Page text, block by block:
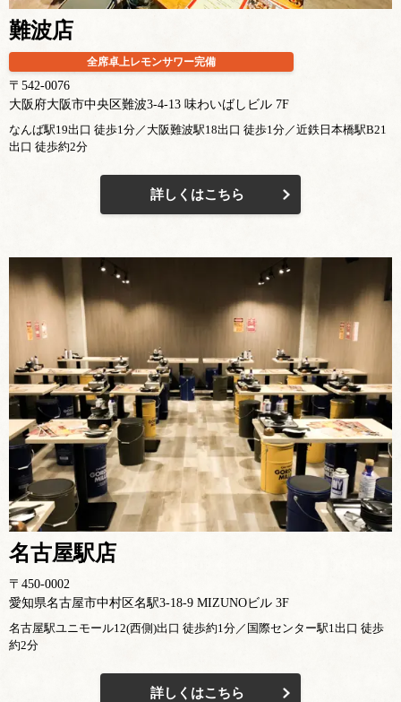
難波店
全席卓上レモンサワー完備
〒542-0076
大阪府大阪市中央区難波3-4-13 味わいばしビル 7F
なんば駅19出口 徒歩1分／大阪難波駅18出口 徒歩1分／近鉄日本橋駅B21
出口 徒歩約2分
詳しくはこちら
名古屋駅店
〒450-0002
愛知県名古屋市中村区名駅3-18-9 MIZUNOビル 3F
名古屋駅ユニモール12(西側)出口 徒歩約1分／国際センター駅1出口 徒歩
約2分
詳しくはこちら